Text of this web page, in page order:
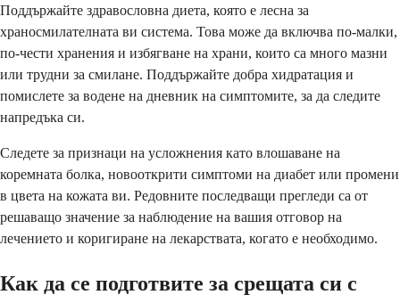
Поддържайте здравословна диета, която е лесна за
храносмилателната ви система. Това може да включва по-малки,
по-чести хранения и избягване на храни, които са много мазни
или трудни за смилане. Поддържайте добра хидратация и
помислете за водене на дневник на симптомите, за да следите
напредъка си.
Следете за признаци на усложнения като влошаване на
коремната болка, новооткрити симптоми на диабет или промени
в цвета на кожата ви. Редовните последващи прегледи са от
решаващо значение за наблюдение на вашия отговор на
лечението и коригиране на лекарствата, когато е необходимо.
Как да се подготвите за срещата си с